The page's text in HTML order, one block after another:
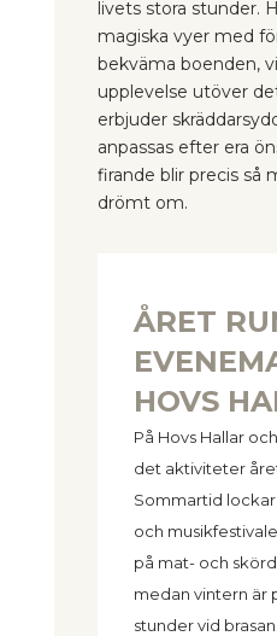
livets stora stunder.
magiska vyer med
bekväma boenden,
upplevelse utöver
erbjuder
anpassas efter era
firande blir precis så
drömt om.
ÅRET
HOVS
På Hovs Hallar
det aktiviteter
Sommartid
och
på mat- och
medan vintern är
stunder vid